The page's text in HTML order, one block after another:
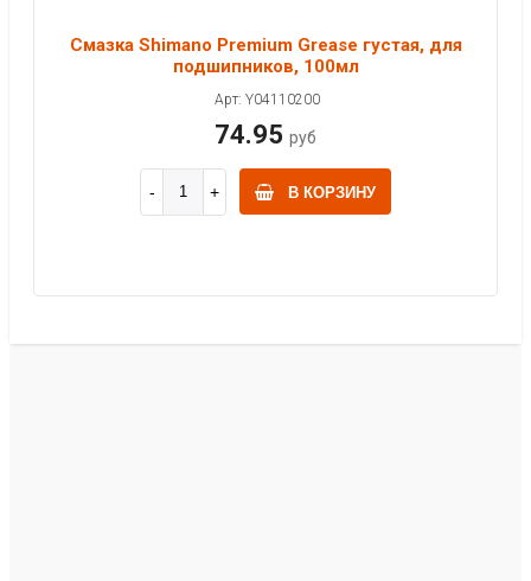
Смазка Shimano Premium Grease густая, для
подшипников, 100мл
Арт: Y04110200
74.95 руб
В КОРЗИНУ